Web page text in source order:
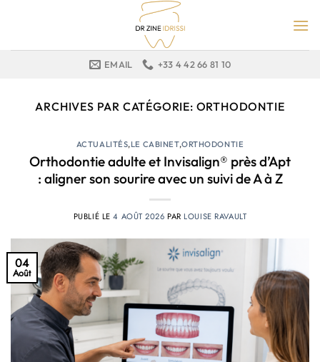
EMAIL +33 4 42 66 81 10
ARCHIVES PAR CATÉGORIE: ORTHODONTIE
ACTUALITÉS,LE CABINET,ORTHODONTIE
Orthodontie adulte et Invisalign® près d’Apt
: aligner son sourire avec un suivi de A à Z
PUBLIÉ LE4 AOÛT 2026 PAR LOUISE RAVAULT
04
Août